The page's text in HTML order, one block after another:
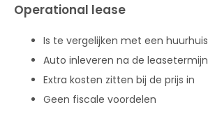
Operational lease
Is te vergelijken met een huurhuis
Auto inleveren na de leasetermijn
Extra kosten zitten bij de prijs in
Geen fiscale voordelen